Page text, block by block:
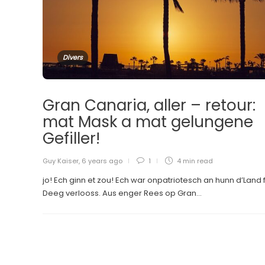
Divers
Gran Canaria, aller – retour:
mat Mask a mat gelungene
Gefiller!
Guy Kaiser, 6 years ago 1 4 min read
jo! Ech ginn et zou! Ech war onpatriotesch an hunn d’Land
Deeg verlooss. Aus enger Rees op Gran...